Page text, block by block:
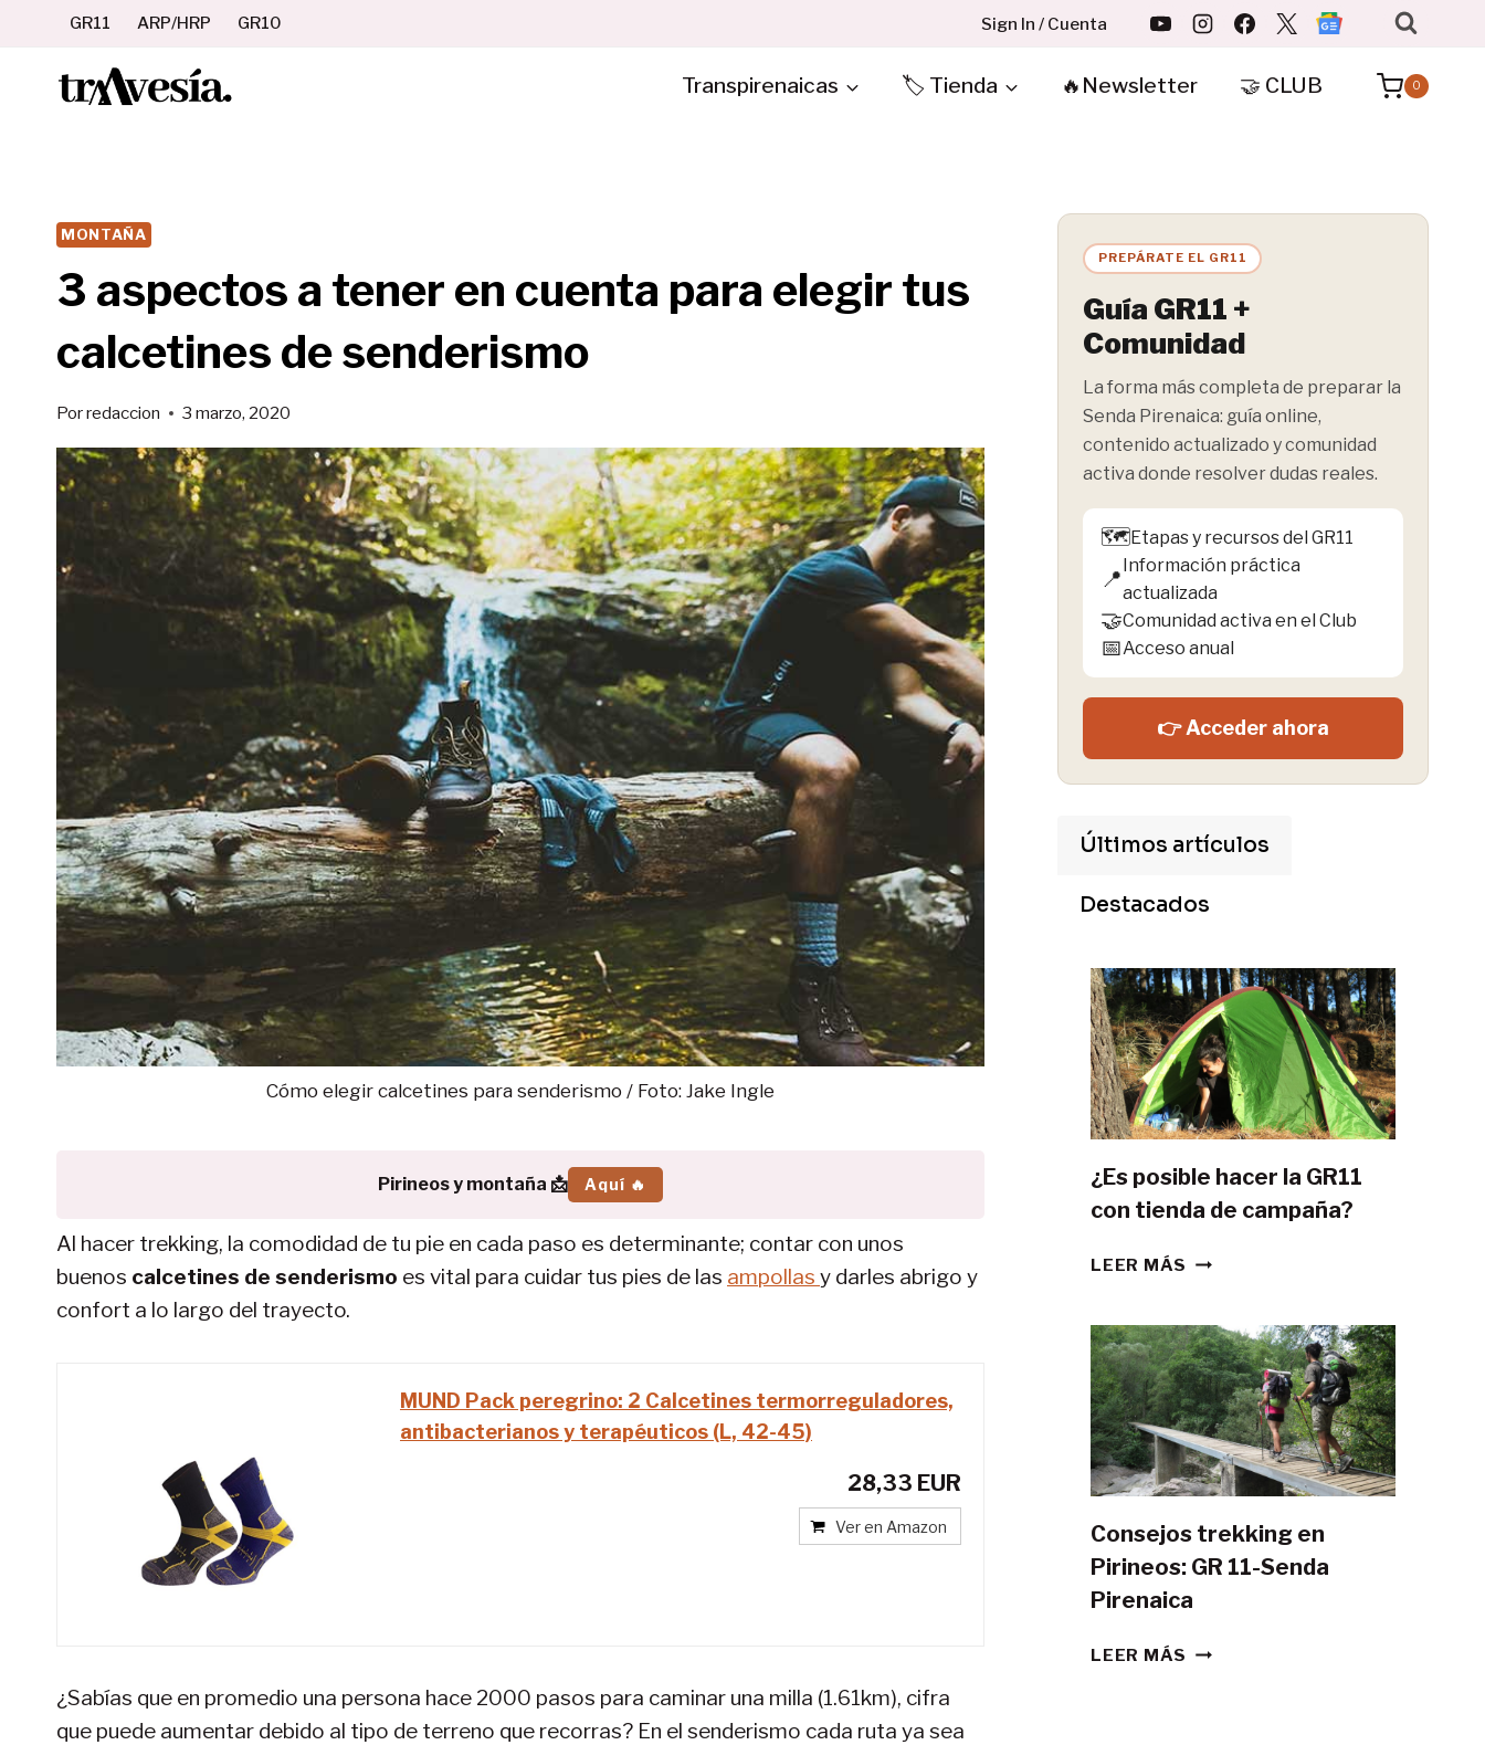
contenido
GR11 ARP/HRP GR10 Sign In / Cuenta
Transpirenaicas 🏷️ Tienda 🔥Newsletter 🤝 CLUB 0
MONTAÑA
3 aspectos a tener en cuenta para elegir tus
calcetines de senderismo
Porredaccion 3 marzo, 2020
Cómo elegir calcetines para senderismo / Foto: Jake Ingle
Pirineos y montaña 📩 Aquí 🔥
Al hacer trekking, la comodidad de tu pie en cada paso es determinante; contar con unos
buenos calcetines de senderismo es vital para cuidar tus pies de las ampollas y darles abrigo y
confort a lo largo del trayecto.
MUND Pack peregrino: 2 Calcetines termorreguladores,
antibacterianos y terapéuticos (L, 42-45)
28,33 EUR
Ver en Amazon
¿Sabías que en promedio una persona hace 2000 pasos para caminar una milla (1.61km), cifra
que puede aumentar debido al tipo de terreno que recorras? En el senderismo cada ruta ya sea
PREPÁRATE EL GR11
Guía GR11 +
Comunidad
La forma más completa de preparar la
Senda Pirenaica: guía online,
contenido actualizado y comunidad
activa donde resolver dudas reales.
🗺️Etapas y recursos del GR11
📍
Información práctica
actualizada
🤝Comunidad activa en el Club
📅Acceso anual
👉 Acceder ahora
Últimos artículos
Destacados
¿Es posible hacer la GR11
con tienda de campaña?
LEER MÁS ¿ES
LA
GR11
CON
TIENDA
DE
CAMPAÑA?
Consejos trekking en
Pirineos: GR 11-Senda
Pirenaica
LEER MÁS CONSEJOS